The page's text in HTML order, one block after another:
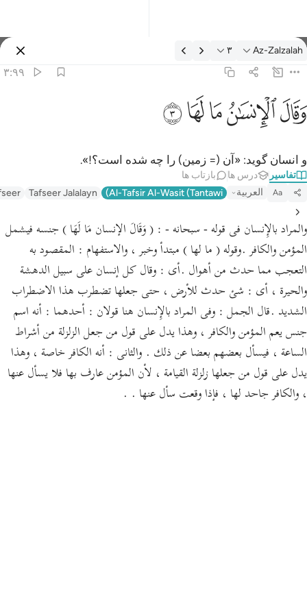
تفسیر: Az-Zalzalah ۳:۹۹
Az-Zalzalah ۳
۳:۹۹
وقال الانسان ما لها ٣
وَقَالَ ٱلْإِنسَـٰنُ مَا لَهَا ٣
ﱾﱿﲀﲁﲂ
و انسان گوید: «آن (= زمین) را چه شده است؟!».
تفاسیر درس ها بازتاب ها
Aa العربية Al-Tafsir Al-Wasit (Tantawi)
Tafseer Jalalayn
والمراد بالإِنسان فى قوله - سبحانه - : ( وَقَالَ الإنسان مَا لَهَا ) جنسه فيشمل
المؤمن والكافر .وقوله ( ما لها ) مبتدأ وخبر ، والاستفهام : المقصود به
التعجب مما حدث من أهوال .أى : وقال كل إنسان على سبيل الدهشة
والحيرة ، أى : شئ حدث للأرض ، حتى جعلها تضطرب هذا الاضطراب
الشديد .قال الجمل : وفى المراد بالإِنسان هنا قولان : أحدهما : أنه اسم
جنس يعم المؤمن والكافر ، وهذا يدل على قول من جعل الزلزلة من أشراط
الساعة ، فيسأل بعضهم بعضا عن ذلك . والثانى : أنه الكافر خاصة ، وهذا
يدل على قول من جعلها زلزلة القيامة ، لأن المؤمن عارف بها فلا يسأل عنها
، والكافر جاحد لها ، فإذا وقعت سأل عنها . .